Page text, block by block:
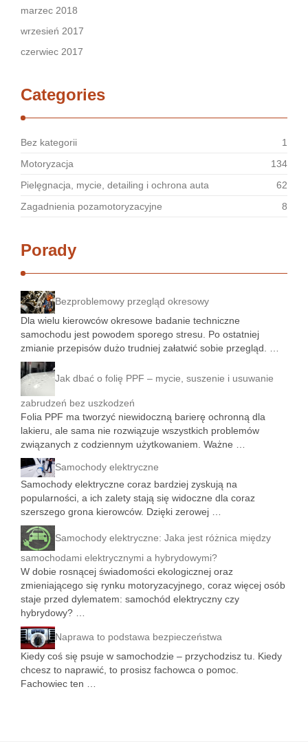
marzec 2018
wrzesień 2017
czerwiec 2017
Categories
Bez kategorii
1
Motoryzacja
134
Pielęgnacja, mycie, detailing i ochrona auta
62
Zagadnienia pozamotoryzacyjne
8
Porady
Bezproblemowy przegląd okresowy
Dla wielu kierowców okresowe badanie techniczne
samochodu jest powodem sporego stresu. Po ostatniej
zmianie przepisów dużo trudniej załatwić sobie przegląd. …
Jak dbać o folię PPF – mycie, suszenie i usuwanie
zabrudzeń bez uszkodzeń
Folia PPF ma tworzyć niewidoczną barierę ochronną dla
lakieru, ale sama nie rozwiązuje wszystkich problemów
związanych z codziennym użytkowaniem. Ważne …
Samochody elektryczne
Samochody elektryczne coraz bardziej zyskują na
popularności, a ich zalety stają się widoczne dla coraz
szerszego grona kierowców. Dzięki zerowej …
Samochody elektryczne: Jaka jest różnica między
samochodami elektrycznymi a hybrydowymi?
W dobie rosnącej świadomości ekologicznej oraz
zmieniającego się rynku motoryzacyjnego, coraz więcej osób
staje przed dylematem: samochód elektryczny czy
hybrydowy? …
Naprawa to podstawa bezpieczeństwa
Kiedy coś się psuje w samochodzie – przychodzisz tu. Kiedy
chcesz to naprawić, to prosisz fachowca o pomoc.
Fachowiec ten …